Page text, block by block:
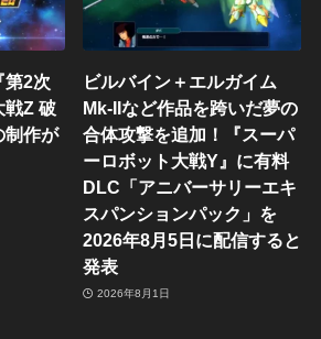
第2次
戦Z 破
制作が
ビルバイン＋エルガイム
Mk-IIなど作品を跨いだ夢の
合体攻撃を追加！『スーパ
ーロボット大戦Y』に有料
DLC「アニバーサリーエキ
スパンションパック」を
2026年8月5日に配信すると
発表
2026年8月1日